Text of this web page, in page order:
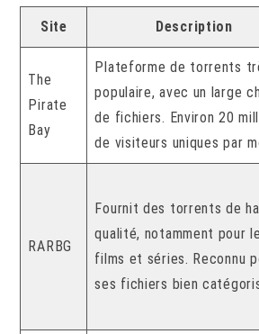
Site Description
The
Pirate
Bay
Plateforme de torrents
populaire, avec un large
de fichiers. Environ 20
de visiteurs uniques par
RARBG
Fournit des torrents de
qualité, notamment pour
films et séries. Reconnu
ses fichiers bien